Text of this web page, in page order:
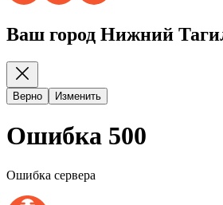
Ваш город Нижний
Верно Изменить
Ошибка 500
Ошибка сервера